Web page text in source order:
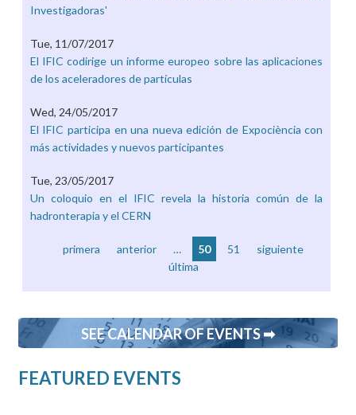
Investigadoras'
Tue, 11/07/2017
El IFIC codirige un informe europeo sobre las aplicaciones
de los aceleradores de partículas
Wed, 24/05/2017
El IFIC participa en una nueva edición de Expociència con
más actividades y nuevos participantes
Tue, 23/05/2017
Un coloquio en el IFIC revela la historia común de la
hadronterapia y el CERN
primera anterior … 50 51
siguiente
última
SEE CALENDAR OF EVENTS ➡
FEATURED EVENTS